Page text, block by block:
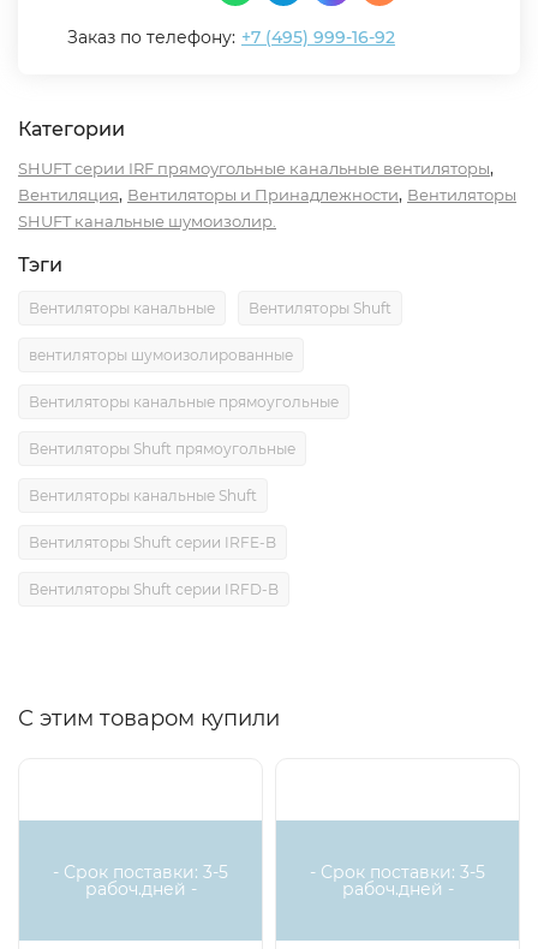
Заказ по телефону: +7 (495) 999-16-92
Категории
SHUFT серии IRF прямоугольные канальные вентиляторы,
Вентиляция, Вентиляторы и Принадлежности, Вентиляторы
SHUFT канальные шумоизолир.
Тэги
Вентиляторы канальные Вентиляторы Shuft
вентиляторы шумоизолированные
Вентиляторы канальные прямоугольные
Вентиляторы Shuft прямоугольные
Вентиляторы канальные Shuft
Вентиляторы Shuft серии IRFE-B
Вентиляторы Shuft серии IRFD-B
С этим товаром купили
- Срок поставки: 3-5
рабоч.дней -
- Срок поставки: 3-5
рабоч.дней -